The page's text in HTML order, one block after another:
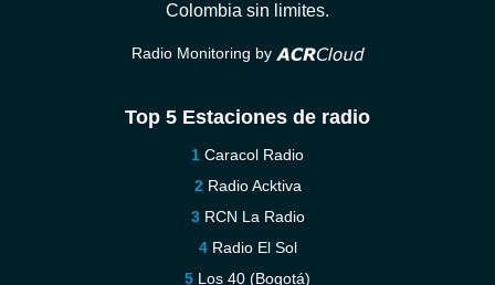
Colombia sin limites.
Radio Monitoring by
Top 5 Estaciones de radio
Caracol Radio
Radio Acktiva
RCN La Radio
Radio El Sol
Los 40 (Bogotá)